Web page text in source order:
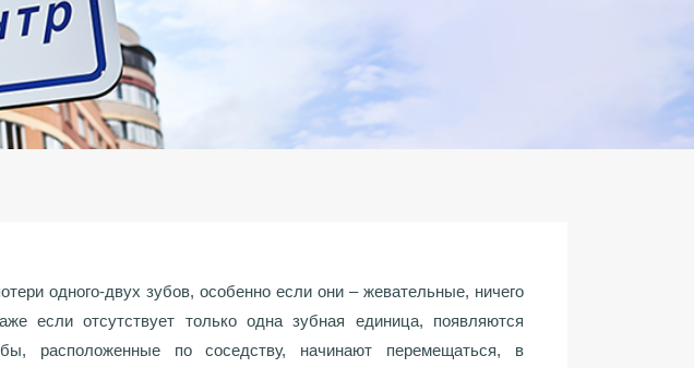
одного-двух зубов, особенно если они – жевательные, ничего
если отсутствует только одна зубная единица, появляются
расположенные по соседству, начинают перемещаться, в